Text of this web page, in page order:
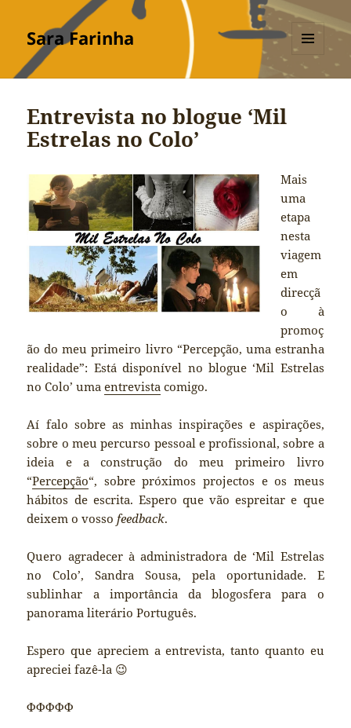
Sara Farinha
MENU
Entrevista no blogue ‘Mil
Estrelas no Colo’
Mais
uma
etapa
nesta
viagem
em
direcçã
o à
promoç
ão do meu primeiro livro “Percepção, uma estranha
realidade”: Está disponível no blogue ‘Mil Estrelas
no Colo’ umaentrevista comigo.
Aí falo sobre as minhas inspirações e aspirações,
sobre o meu percurso pessoal e profissional, sobre a
ideia e a construção do meu primeiro livro
“Percepção“, sobre próximos projectos e os meus
hábitos de escrita. Espero que vão espreitar e que
deixem o vossofeedback.
Quero agradecer à administradora de ‘Mil Estrelas
no Colo’, Sandra Sousa, pela oportunidade. E
sublinhar a importância da blogosfera para o
panorama literário Português.
Espero que apreciem a entrevista, tanto quanto eu
apreciei fazê-la 😉
ΦΦΦΦΦ